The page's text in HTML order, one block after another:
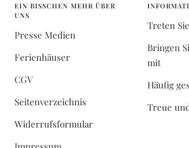
EIN BISSCHEN MEHR ÜBER
UNS
Presse Medien
Ferienhäuser
CGV
Seitenverzeichnis
Widerrufsformular
Treten
Bringen
mit
Häufig
Treue